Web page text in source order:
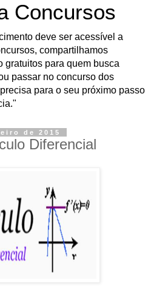
Concursos
deve ser acessível a
compartilhamos
gratuitos para quem busca
passar no concurso dos
para o seu próximo passo
de 2015
Diferencial